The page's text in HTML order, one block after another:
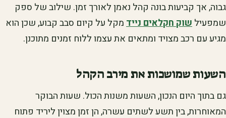
גבוה, אך קביעות בונה קהל נאמן לאורך זמן. שילוב של ספק
שמפעילשוק חקלאים ניידמקל על קיום סבב קבוע, שכן הוא
מגיע עם רכב מצויד ומתאים את עצמו ללוח זמנים מתוכנן.
השעות שמושכות את מירב הקהל
גם בתוך היום הנכון, השעות משנות הכול. שעות הבוקר
המאוחרות, בין תשע לשתים עשרה, הן זמן מצוין ליריד פתוח